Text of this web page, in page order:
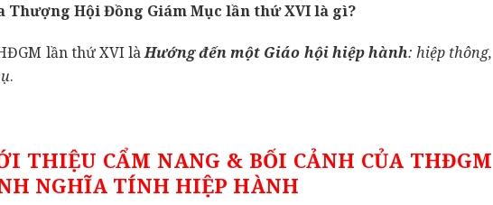
Thượng Hội Đồng Giám Mục lần thứ XVI là gì?
lần thứ XVI làHướng đến một Giáo hội hiệp hành: hiệp thông,
.
THIỆU CẨM NANG & BỐI CẢNH CỦA THĐGM
NGHĨA TÍNH HIỆP HÀNH